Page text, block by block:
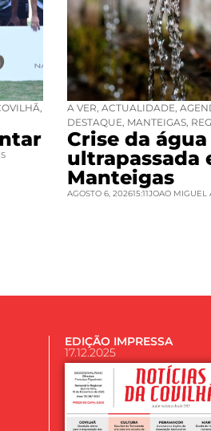
A VER ACTUALIDADE
DESTAQUE MANTEIGAS,
Crise da água
ultrapassada
Manteigas
AGOSTO 6, 202615:11JOAO MIGUEL
EDIÇÃO IMPRESSA
17.12.2025